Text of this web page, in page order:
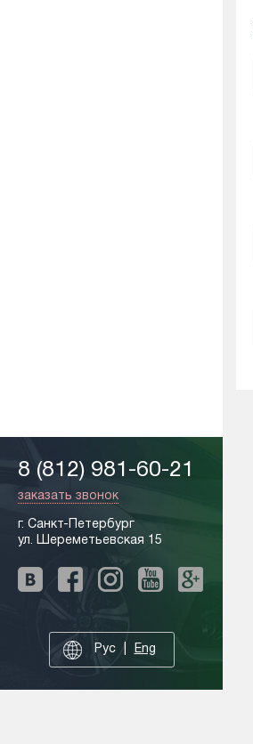
8 (812) 981-60-21
заказать звонок
г. Санкт-Петербург
ул. Шереметьевская 15
Рус Eng